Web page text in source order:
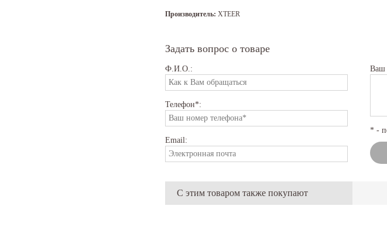
Производитель: XTEER
Задать вопрос о товаре
Ф.И.О.:
Телефон*:
Email:
Ваш
* -
С этим товаром также покупают